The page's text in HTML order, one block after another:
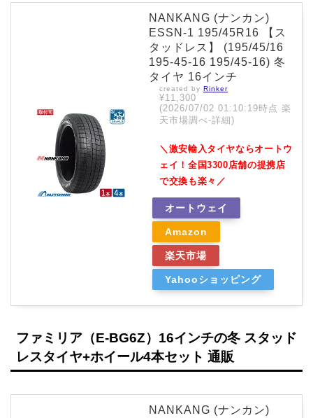
NANKANG (ナンカン)
ESSN-1 195/45R16 【ス
タッドレス】 (195/45/16
195-45-16 195/45-16) 冬
タイヤ 16インチ
created by Rinker
¥11,300
(2026/07/02 01:10:19時点 楽
天市場調べ-詳細)
＼激安輸入タイヤならオートウ
ェイ！全国3300店舗の提携店
で交換も楽々／
オートウェイ
Amazon
楽天市場
Yahooショッピング
ファミリア（E-BG6Z）16インチの冬 スタッド
レスタイヤ+ホイール4本セット 通販
NANKANG (ナンカン)